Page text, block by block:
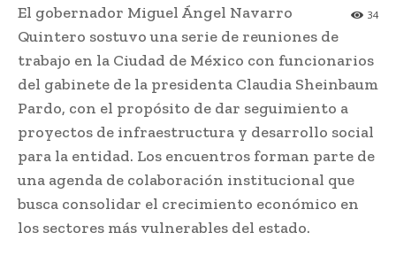
34
El gobernador Miguel Ángel Navarro
Quintero sostuvo una serie de reuniones de
trabajo en la Ciudad de México con funcionarios
del gabinete de la presidenta Claudia Sheinbaum
Pardo, con el propósito de dar seguimiento a
proyectos de infraestructura y desarrollo social
para la entidad. Los encuentros forman parte de
una agenda de colaboración institucional que
busca consolidar el crecimiento económico en
los sectores más vulnerables del estado.